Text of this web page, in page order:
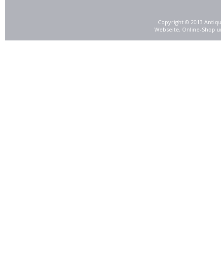
Copyright © 2013
Webseite, Online-Shop